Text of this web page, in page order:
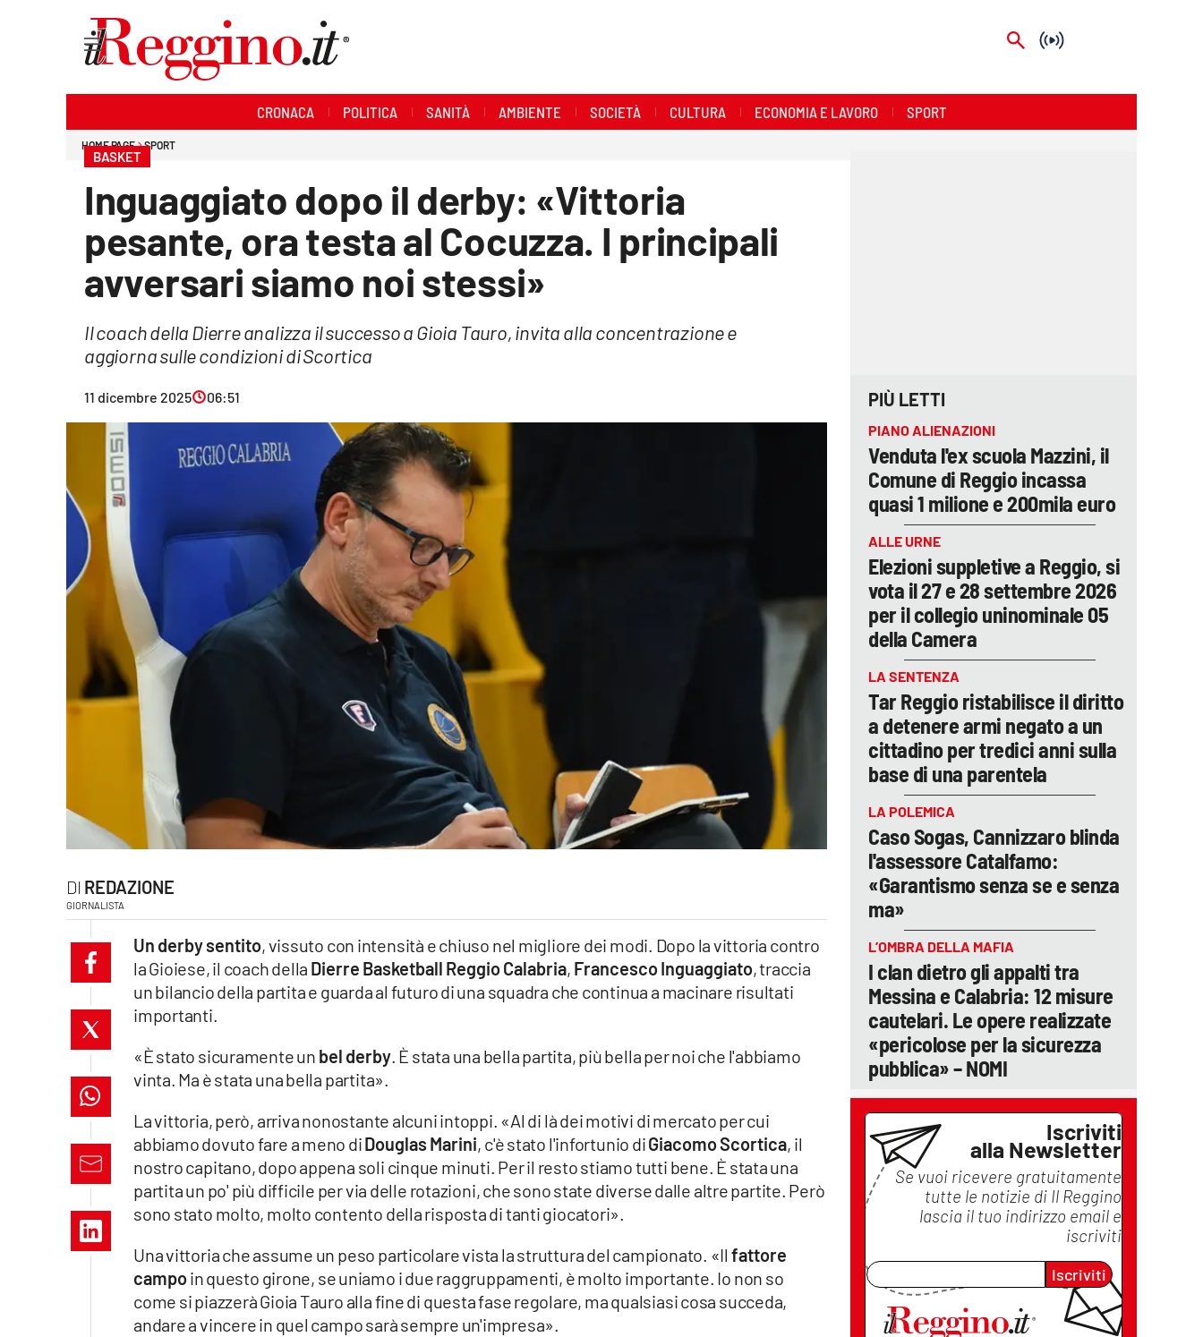
Lac Network
cosenzachannel.it
catanzarochannel.it
lacapitalenews.it
Vai
CRONACA POLITICA SANITÀ AMBIENTE SOCIETÀ CULTURA ECONOMIA E LAVORO SPORT
HOME PAGE SPORT
BASKET
Inguaggiato dopo il derby: «Vittoria
pesante, ora testa al Cocuzza. I principali
avversari siamo noi stessi»
Il coach della Dierre analizza il successo a Gioia Tauro, invita alla concentrazione e
aggiorna sulle condizioni di Scortica
11 dicembre 2025 06:51
REDAZIONE
GIORNALISTA
Un derby sentito, vissuto con intensità e chiuso nel migliore dei modi. Dopo la vittoria contro
la Gioiese, il coach della Dierre Basketball Reggio Calabria, Francesco Inguaggiato, traccia
un bilancio della partita e guarda al futuro di una squadra che continua a macinare risultati
importanti.
«È stato sicuramente un bel derby. È stata una bella partita, più bella per noi che l'abbiamo
vinta. Ma è stata una bella partita».
La vittoria, però, arriva nonostante alcuni intoppi. «Al di là dei motivi di mercato per cui
abbiamo dovuto fare a meno diDouglas Marini, c'è stato l'infortunio diGiacomo Scortica, il
nostro capitano, dopo appena soli cinque minuti. Per il resto stiamo tutti bene. È stata una
partita un po' più difficile per via delle rotazioni, che sono state diverse dalle altre partite. Però
sono stato molto, molto contento della risposta di tanti giocatori».
Una vittoria che assume un peso particolare vista la struttura del campionato. «Il fattore
campoin questo girone, se uniamo i due raggruppamenti, è molto importante. Io non so
come si piazzerà Gioia Tauro alla fine di questa fase regolare, ma qualsiasi cosa succeda,
andare a vincere in quel campo sarà sempre un'impresa».
PIÙ LETTI
PIANO ALIENAZIONI
Venduta l'ex scuola Mazzini, il
Comune di Reggio incassa
quasi 1 milione e 200mila euro
ALLE URNE
Elezioni suppletive a Reggio, si
vota il 27 e 28 settembre 2026
per il collegio uninominale 05
della Camera
LA SENTENZA
Tar Reggio ristabilisce il diritto
a detenere armi negato a un
cittadino per tredici anni sulla
base di una parentela
LA POLEMICA
Caso Sogas, Cannizzaro blinda
l'assessore Catalfamo:
«Garantismo senza se e senza
ma»
L’OMBRA DELLA MAFIA
I clan dietro gli appalti tra
Messina e Calabria: 12 misure
cautelari. Le opere realizzate
«pericolose per la sicurezza
pubblica» – NOMI
Iscriviti
alla Newsletter
Se vuoi ricevere gratuitamente
tutte le notizie di Il Reggino
lascia il tuo indirizzo email e
iscriviti
Iscriviti